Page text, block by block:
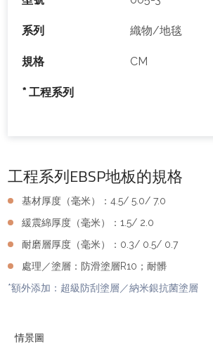
系列 織物/地毯
規格 CM
* 工程系列
工程系列EBSP地板的規格
基材厚度（毫米）：4.5/ 5.0/ 7.0
緩震綿厚度（毫米）：1.5/ 2.0
耐磨層厚度（毫米）：0.3/ 0.5/ 0.7
處理／塗層：防滑塗層R10；耐髒
*額外添加：超級防刮塗層／納米銀抗菌塗層
情景圖